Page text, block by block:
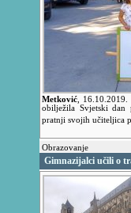
Metković 16.10.2019.
obilježila Svjetski dan
pratnji svojih učiteljica
Obrazovanje
Gimnazijalci učili o